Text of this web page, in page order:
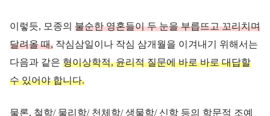
이렇듯, 모종의 불순한 영혼들이 두 눈을 부릅뜨고 꼬리치며
달려올 때, 작심삼일이나 작심 삼개월을 이겨내기 위해서는
다음과 같은 형이상학적, 윤리적 질문에 바로 바로 대답할
수 있어야 합니다.
물론, 철학/ 물리학/ 천체학/ 생물학/ 신학 등의 학문적 조예